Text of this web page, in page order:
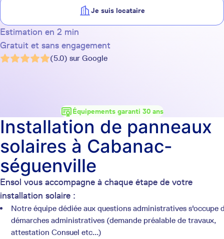
Je suis locataire
Estimation en 2 min
Gratuit et sans engagement
(5.0) sur Google
Équipements garanti 30 ans
Ensol vous accompagne à chaque étape de votre
installation solaire :
Notre équipe dédiée aux questions administratives s'occupe
démarches administratives (demande préalable de travaux,
attestation Consuel etc...)
Installation de panneaux
solaires à Cabanac-
séguenville